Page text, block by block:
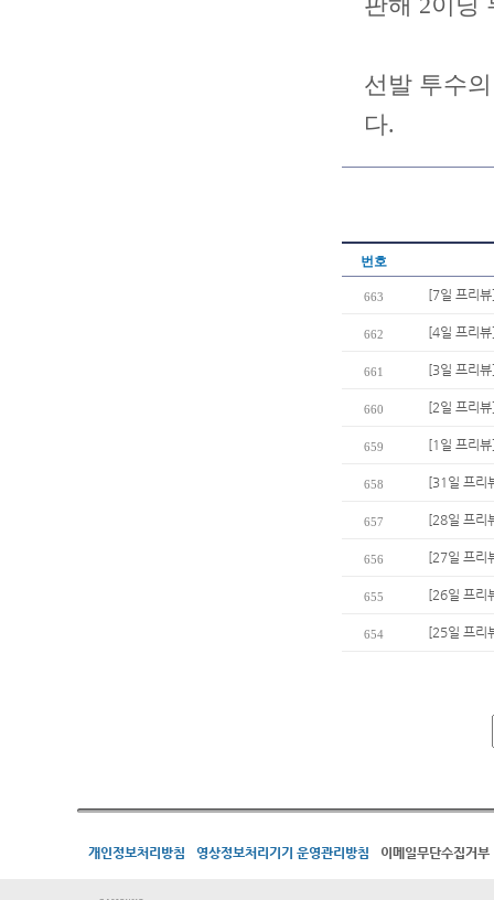
판해 2이닝
선발 투수
다.
번호
663 [7일 프리
662 [4일 프리
661 [3일 프리
660 [2일 프리
659 [1일 프리
658 [31일 프리
657 [28일 프리
656 [27일 프리
655 [26일 프리
654 [25일 프리
개인정보처리방침 영상정보처리기기 운영관리방침 이메일무단수집거부